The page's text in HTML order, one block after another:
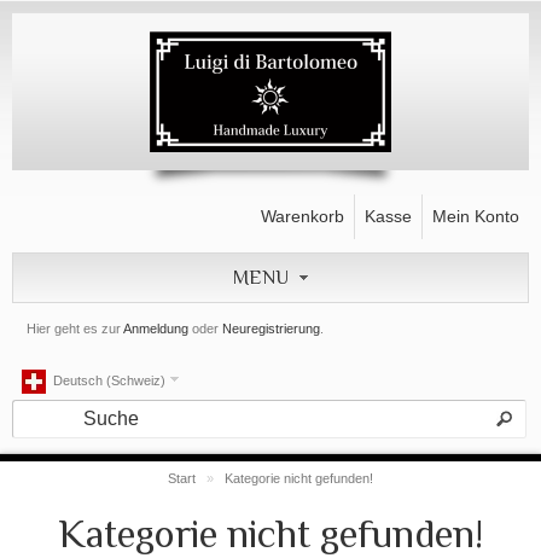
Hier geht es zurAnmeldung oder Neuregistrierung
Warenkorb Kasse Mein Konto
MENU
Deutsch (Schweiz)
Start » Kategorie nicht gefunden!
Kategorie nicht gefunden!